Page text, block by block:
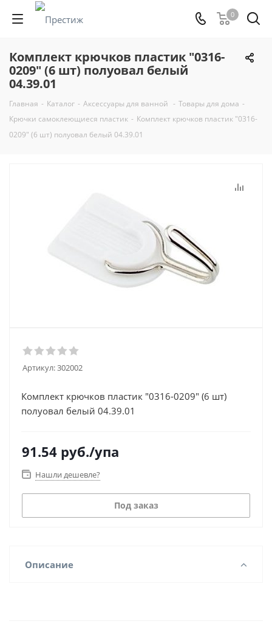
0
Комплект крючков пластик "0316-
0209" (6 шт) полуовал белый
04.39.01
Главная - Каталог - Аксессуары для ванной - Товары для дома -
Крючки самоклеющиеся пластик - Комплект крючков пластик "0316-
0209" (6 шт) полуовал белый 04.39.01
Артикул:302002
Комплект крючков пластик "0316-0209" (6 шт)
полуовал белый 04.39.01
91.54 руб./упа
Нашли дешевле?
Под заказ
Описание